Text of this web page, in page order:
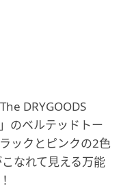
DRYGOODS
のベルテッドトー
ックとピンクの2色
なれて見える万能